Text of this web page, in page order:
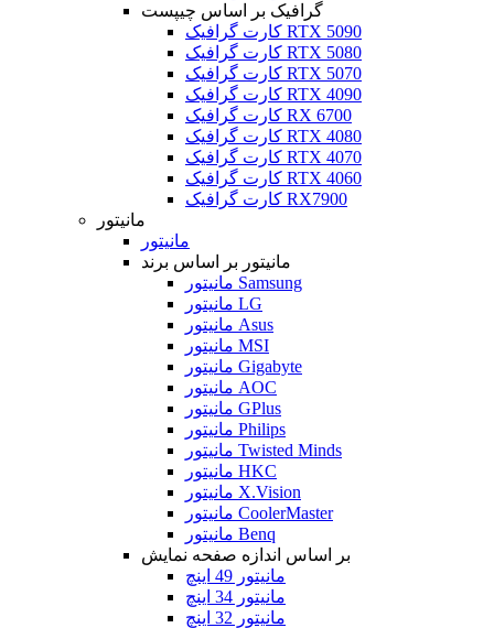
گرافیک بر اساس چیپست
کارت گرافیک RTX 5090
کارت گرافیک RTX 5080
کارت گرافیک RTX 5070
کارت گرافیک RTX 4090
کارت گرافیک RX 6700
کارت گرافیک RTX 4080
کارت گرافیک RTX 4070
کارت گرافیک RTX 4060
کارت گرافیک RX7900
مانیتور
مانیتور
مانیتور بر اساس برند
مانیتور Samsung
مانیتور LG
مانیتور Asus
مانیتور MSI
مانیتور Gigabyte
مانیتور AOC
مانیتور GPlus
مانیتور Philips
مانیتور Twisted Minds
مانیتور HKC
مانیتور X.Vision
مانیتور CoolerMaster
مانیتور Benq
بر اساس اندازه صفحه نمایش
مانیتور 49 اینچ
مانیتور 34 اینچ
مانیتور 32 اینچ